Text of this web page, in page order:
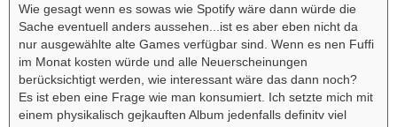
Wie gesagt wenn es sowas wie Spotify wäre dann würde die
Sache eventuell anders aussehen...ist es aber eben nicht da
nur ausgewählte alte Games verfügbar sind. Wenn es nen Fuffi
im Monat kosten würde und alle Neuerscheinungen
berücksichtigt werden, wie interessant wäre das dann noch?
Es ist eben eine Frage wie man konsumiert. Ich setzte mich mit
einem physikalisch gejkauften Album jedenfalls definitv viel